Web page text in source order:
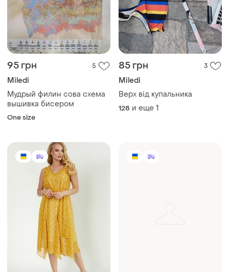
95 грн 5
Miledi
Мудрый филин сова схема
вышивка бисером
One size
85 грн 3
Miledi
Верх від купальника
128 и еще 1